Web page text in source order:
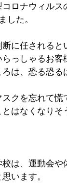
ロナウィル
した。
に任される
らっしゃるお
は、恐る恐る
クを忘れて
はなくなりそ
は、運動会
います。